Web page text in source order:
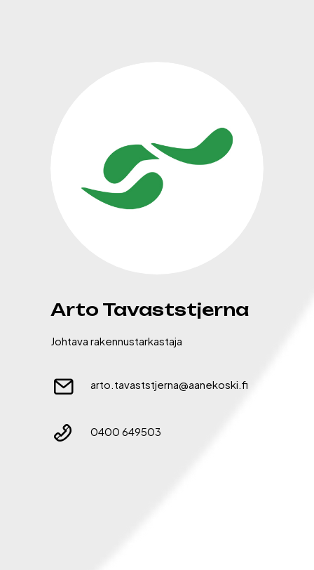
Arto Tavaststjerna
Johtava rakennustarkastaja
arto.tavaststjerna@aanekoski.fi
0400 649503